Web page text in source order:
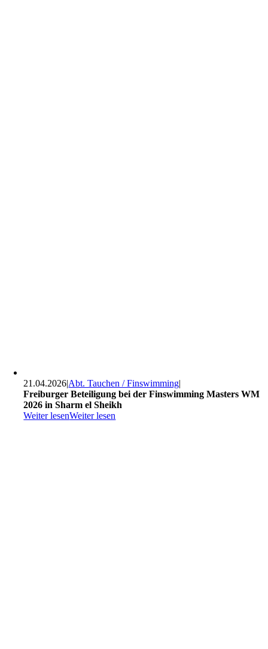
21.04.2026|Abt. Tauchen / Finswimming|
Freiburger Beteiligung bei der Finswimming Masters WM
2026 in Sharm el Sheikh
Weiter lesenWeiter lesen